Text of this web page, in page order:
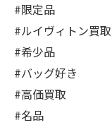
#限定品
#ルイヴィトン買取
#希少品
#バッグ好き
#高価買取
#名品